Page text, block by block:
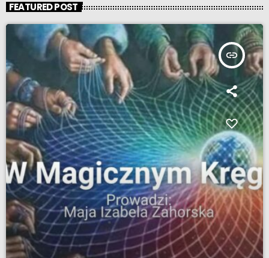
FEATURED POST
insert_link